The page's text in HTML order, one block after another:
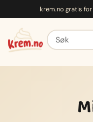
innhold
krem.no gratis for
Søk etter